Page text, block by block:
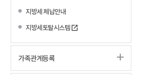
지방세 체납안내
지방세토탈시스템
가족관계등록